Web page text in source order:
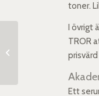
toner.
I övrigt
TROR
Ett
Makeuplook: New